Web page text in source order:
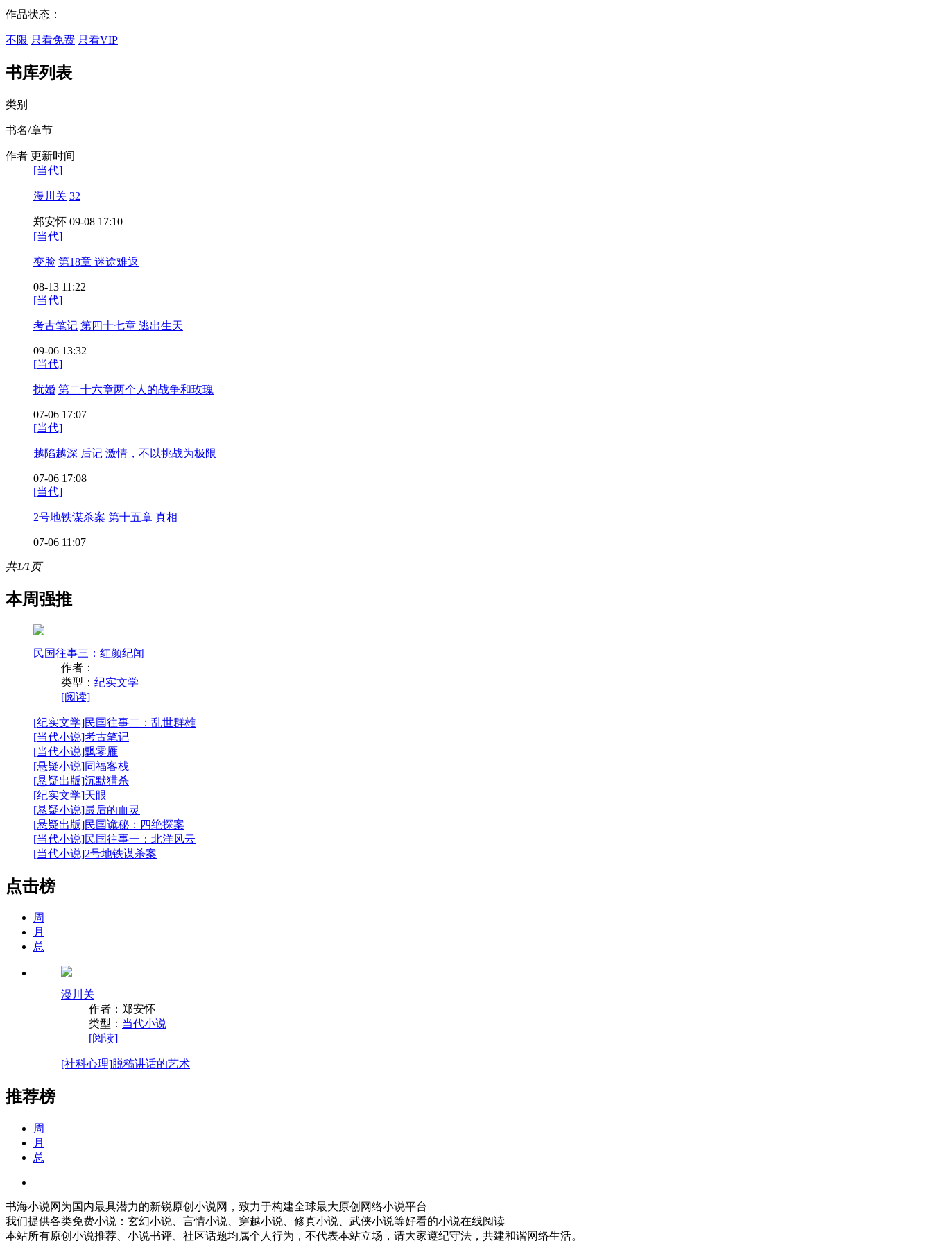
作品状态：
不限 只看免费 只看VIP
书库列表
类别
书名/章节
作者 更新时间
[当代]
漫川关 32
郑安怀 09-08 17:10
[当代]
变脸 第18章 迷途难返
08-13 11:22
[当代]
考古笔记 第四十七章 逃出生天
09-06 13:32
[当代]
扰婚 第二十六章两个人的战争和玫瑰
07-06 17:07
[当代]
越陷越深 后记 激情，不以挑战为极限
07-06 17:08
[当代]
2号地铁谋杀案 第十五章 真相
07-06 11:07
共1/1页
本周强推
民国往事三：红颜纪闻
作者：
类型： 纪实文学
[阅读]
[纪实文学]民国往事二：乱世群雄
[当代小说]考古笔记
[当代小说]飘零雁
[悬疑小说]同福客栈
[悬疑出版]沉默猎杀
[纪实文学]天眼
[悬疑小说]最后的血灵
[悬疑出版]民国诡秘：四绝探案
[当代小说]民国往事一：北洋风云
[当代小说]2号地铁谋杀案
点击榜
周
月
总
漫川关
作者：郑安怀
类型： 当代小说
[阅读]
[社科心理]脱稿讲话的艺术
推荐榜
周
月
总
书海小说网为国内最具潜力的新锐原创小说网，致力于构建全球最大原创网络小说平台
我们提供各类免费小说：玄幻小说、言情小说、穿越小说、修真小说、武侠小说等好看的小说在线阅读
本站所有原创小说推荐、小说书评、社区话题均属个人行为，不代表本站立场，请大家遵纪守法，共建和谐网络生活。